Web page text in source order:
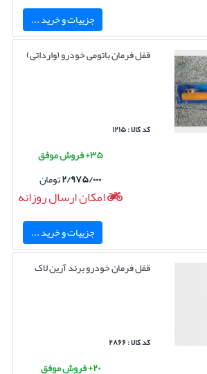
جزییات و خرید ...
قفل فرمان باتومی خودرو (وارداتی)
کد کالا : ۱۲۱۵
۳۵+ فروش موفق
۲/۹۷۵/۰۰۰تومان
امکان ارسال روزانه
جزییات و خرید ...
قفل فرمان خودرو برند آرین لاک
کد کالا : ۲۸۶۶
۲۰+ فروش موفق